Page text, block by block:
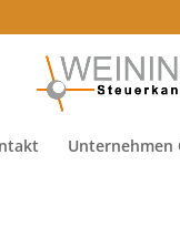
Unternehmen